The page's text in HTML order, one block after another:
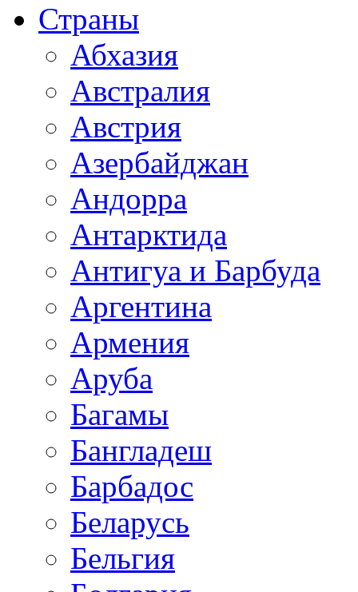
Страны
Абхазия
Австралия
Австрия
Азербайджан
Андорра
Антарктида
Антигуа и Барбуда
Аргентина
Армения
Аруба
Багамы
Бангладеш
Барбадос
Беларусь
Бельгия